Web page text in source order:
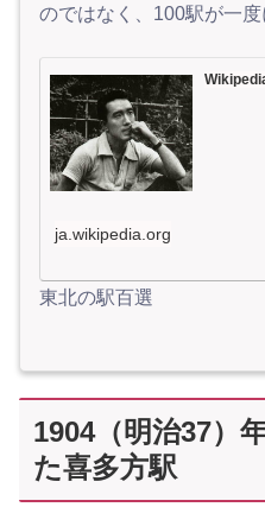
のではなく、100駅が一度
ja.wikipedia.org
東北の駅百選
1904（明治37）
た喜多方駅